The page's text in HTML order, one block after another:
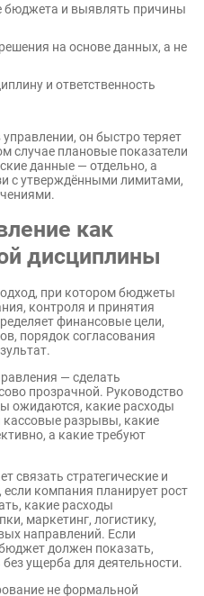
бюджета и выявлять причины
на основе данных, а не
и ответственность
он быстро теряет
случае плановые показатели
данные — отдельно, а
с утверждёнными лимитами,
как
дисциплины
при котором бюджеты
контроля и принятия
финансовые цели,
порядок согласования
— сделать
прозрачной. Руководство
ожидаются, какие расходы
разрывы, какие
а какие требуют
связать стратегические и
компания планирует рост
какие расходы
маркетинг, логистику,
направлений. Если
должен показать,
ущерба для деятельности.
не формальной